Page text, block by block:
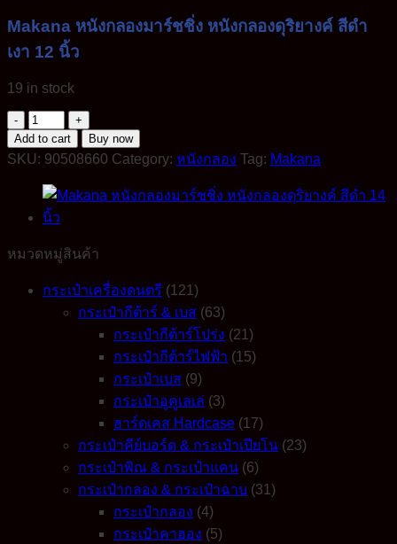
Makana หนังกลองมาร์ชชิ่ง หนังกลองดุริยางค์ สีดำ
เงา 12 นิ้ว
19 in stock
Makana
Legend
Drum
Head
CPBL
หนัง
กลอง
มาร์ช
หนัง
Add to cart Buy now
SKU: 90508660 Category: หนังกลอง Tag: Makana
หมวดหมู่สินค้า
กระเป๋าเครื่องดนตรี (121)
กระเป๋ากีต้าร์ & เบส (63)
กระเป๋ากีต้าร์โปร่ง (21)
กระเป๋ากีต้าร์ไฟฟ้า (15)
กระเป๋าเบส (9)
กระเป๋าอูคูเลเล่ (3)
ฮาร์ดเคส Hardcase (17)
กระเป๋าคีย์บอร์ด & กระเป๋าเปียโน (23)
กระเป๋าพิณ & กระเป๋าแคน (6)
กระเป๋ากลอง & กระเป๋าฉาบ (31)
กระเป๋ากลอง (4)
กระเป๋าคาฮอง (5)